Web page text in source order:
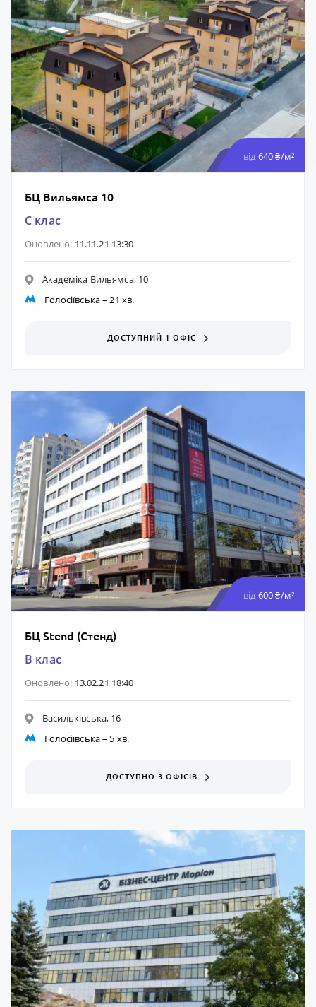
від 640 ₴/м²
БЦ Вильямса 10
C клас
Оновлено: 11.11.21 13:30
Академіка Вильямса, 10
Голосіївська– 21 хв.
ДОСТУПНИЙ 1 ОФІС
від 600 ₴/м²
БЦ Stend (Стенд)
B клас
Оновлено: 13.02.21 18:40
Васильківська, 16
Голосіївська– 5 хв.
ДОСТУПНО 3 ОФІСІВ